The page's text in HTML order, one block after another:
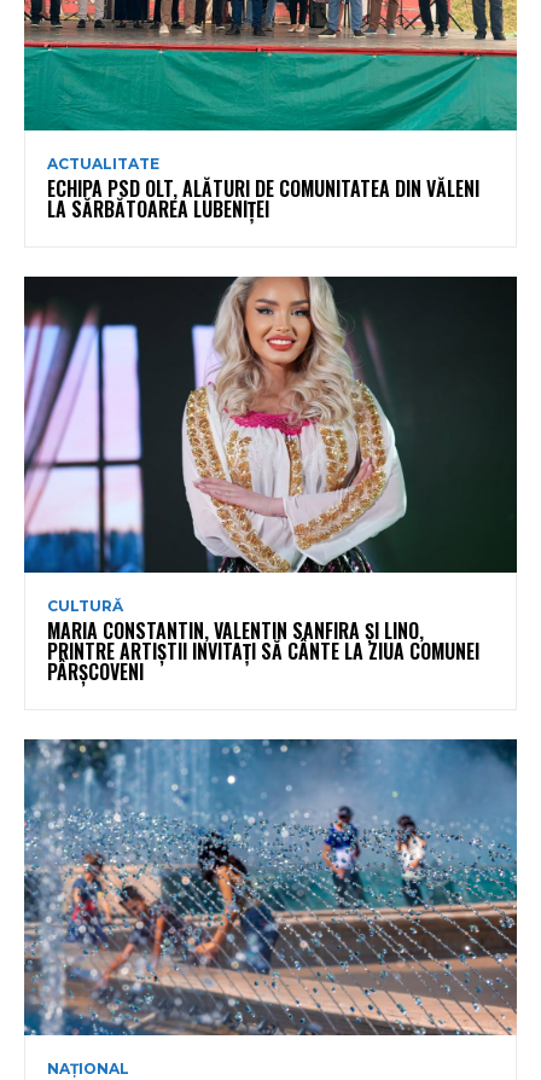
ACTUALITATE
ECHIPA PSD OLT, ALĂTURI DE COMUNITATEA DIN VĂLENI
LA SĂRBĂTOAREA LUBENIȚEI
CULTURĂ
MARIA CONSTANTIN, VALENTIN SANFIRA ȘI LINO,
PRINTRE ARTIȘTII INVITAȚI SĂ CÂNTE LA ZIUA COMUNEI
PÂRȘCOVENI
NAȚIONAL